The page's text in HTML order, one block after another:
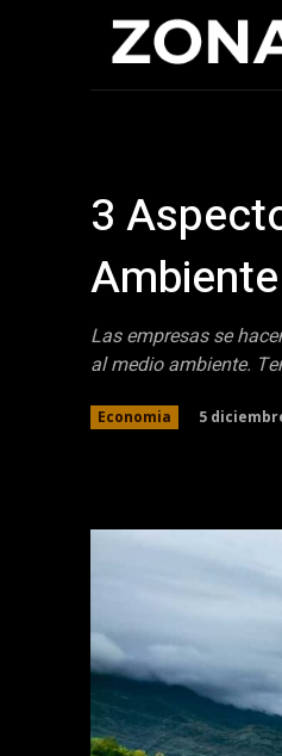
3
Ambiente
Las empresas se
al medio ambiente.
Economia 5